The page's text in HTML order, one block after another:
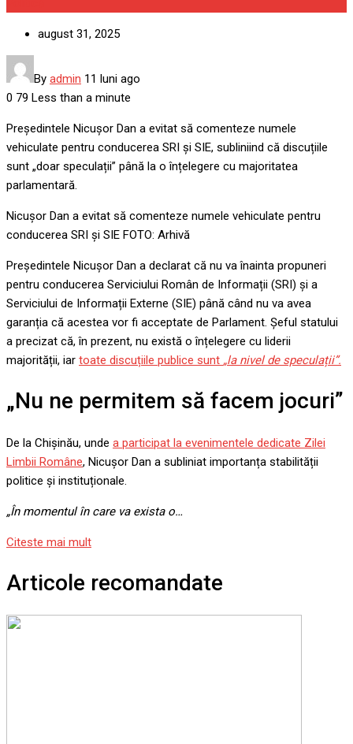
august 31, 2025
By admin 11 luni ago
0 79 Less than a minute
Președintele Nicușor Dan a evitat să comenteze numele
vehiculate pentru conducerea SRI și SIE, subliniind că discuțiile
sunt „doar speculații” până la o înțelegere cu majoritatea
parlamentară.
Nicușor Dan a evitat să comenteze numele vehiculate pentru
conducerea SRI și SIE FOTO: Arhivă
Președintele Nicușor Dan a declarat că nu va înainta propuneri
pentru conducerea Serviciului Român de Informații (SRI) și a
Serviciului de Informații Externe (SIE) până când nu va avea
garanția că acestea vor fi acceptate de Parlament. Șeful statului
a precizat că, în prezent, nu există o înțelegere cu liderii
majorității, iar toate discuțiile publice sunt „la nivel de speculații”.
„Nu ne permitem să facem jocuri”
De la Chișinău, unde a participat la evenimentele dedicate Zilei
Limbii Române, Nicușor Dan a subliniat importanța stabilității
politice și instituționale.
„În momentul în care va exista o…
Citeste mai mult
Articole recomandate